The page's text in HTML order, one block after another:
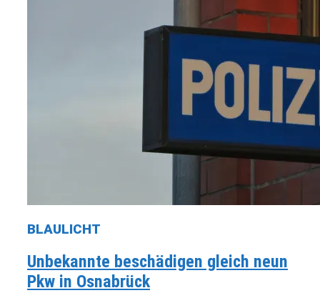
BLAULICHT
Unbekannte beschädigen gleich neun
Pkw in Osnabrück